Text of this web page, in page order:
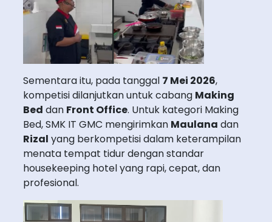
Sementara itu, pada tanggal 7 Mei 2026,
kompetisi dilanjutkan untuk cabang Making
Bed dan Front Office. Untuk kategori Making
Bed, SMK IT GMC mengirimkan Maulana dan
Rizal yang berkompetisi dalam keterampilan
menata tempat tidur dengan standar
housekeeping hotel yang rapi, cepat, dan
profesional.